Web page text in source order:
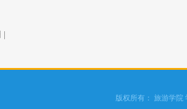
版权所有： 旅游学院